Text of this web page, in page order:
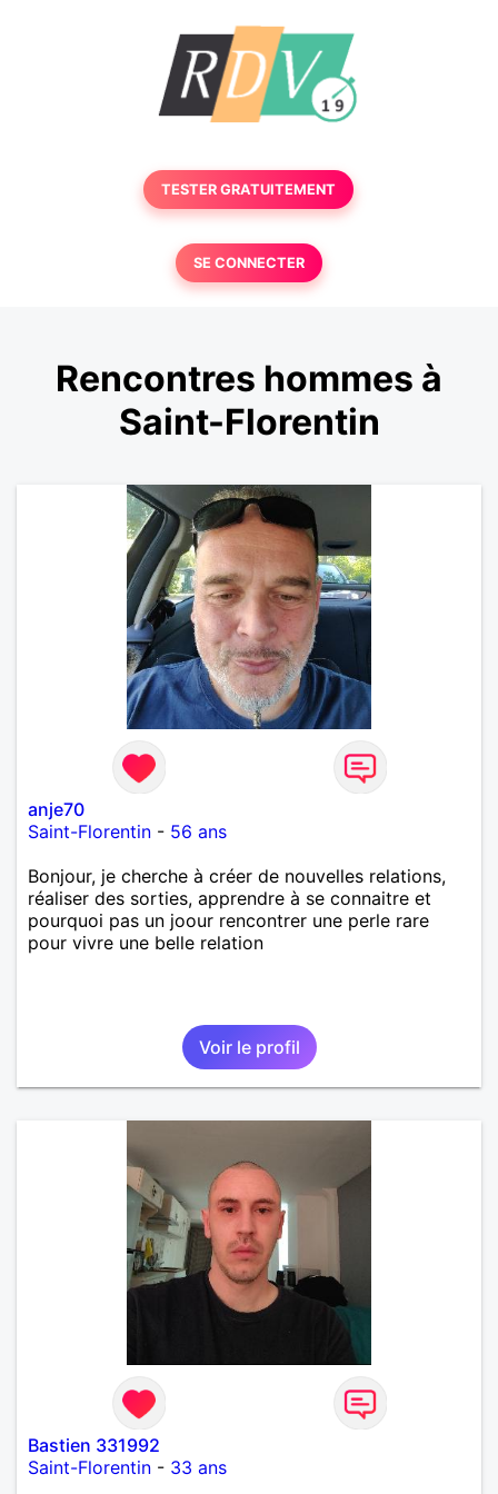
TESTER GRATUITEMENT
SE CONNECTER
Rencontres hommes à
Saint-Florentin
anje70
Saint-Florentin - 56 ans
Bonjour, je cherche à créer de nouvelles relations,
réaliser des sorties, apprendre à se connaitre et
pourquoi pas un joour rencontrer une perle rare
pour vivre une belle relation
Voir le profil
Bastien 331992
Saint-Florentin - 33 ans